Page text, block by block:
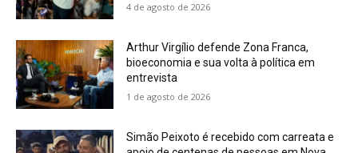
4 de agosto de 2026
Arthur Virgílio defende Zona Franca,
bioeconomia e sua volta à política em
entrevista
1 de agosto de 2026
Simão Peixoto é recebido com carreata e